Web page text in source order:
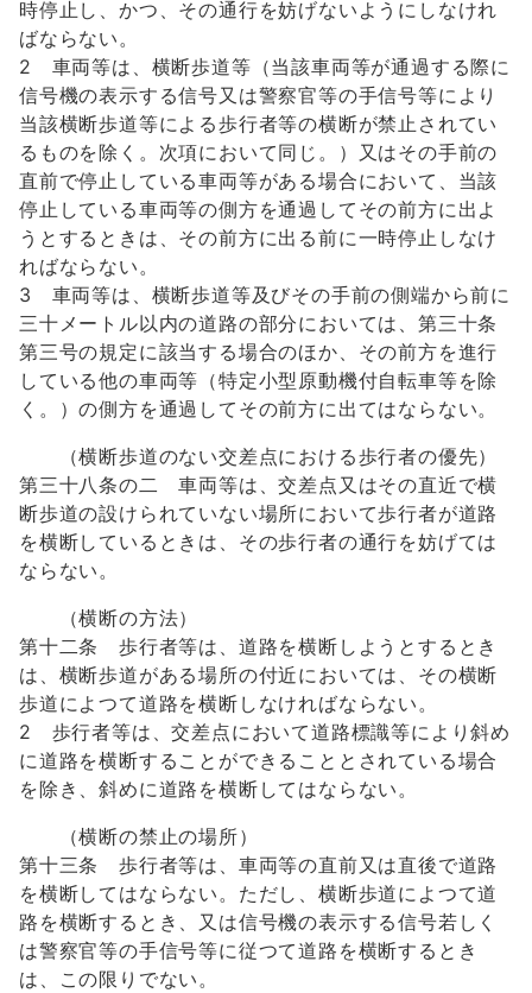
時停止し、かつ、その通行を妨げないようにしなけれ
ばならない。
2 車両等は、横断歩道等（当該車両等が通過する際に
信号機の表示する信号又は警察官等の手信号等により
当該横断歩道等による歩行者等の横断が禁止されてい
るものを除く。次項において同じ。）又はその手前の
直前で停止している車両等がある場合において、当該
停止している車両等の側方を通過してその前方に出よ
うとするときは、その前方に出る前に一時停止しなけ
ればならない。
3 車両等は、横断歩道等及びその手前の側端から前に
三十メートル以内の道路の部分においては、第三十条
第三号の規定に該当する場合のほか、その前方を進行
している他の車両等（特定小型原動機付自転車等を除
く。）の側方を通過してその前方に出てはならない。
（横断歩道のない交差点における歩行者の優先）
第三十八条の二 車両等は、交差点又はその直近で横
断歩道の設けられていない場所において歩行者が道路
を横断しているときは、その歩行者の通行を妨げては
ならない。
（横断の方法）
第十二条 歩行者等は、道路を横断しようとするとき
は、横断歩道がある場所の付近においては、その横断
歩道によつて道路を横断しなければならない。
2 歩行者等は、交差点において道路標識等により斜め
に道路を横断することができることとされている場合
を除き、斜めに道路を横断してはならない。
（横断の禁止の場所）
第十三条 歩行者等は、車両等の直前又は直後で道路
を横断してはならない。ただし、横断歩道によつて道
路を横断するとき、又は信号機の表示する信号若しく
は警察官等の手信号等に従つて道路を横断するとき
は、この限りでない。